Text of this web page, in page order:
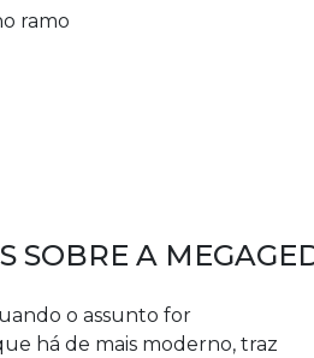
ramo
SOBRE A
o assunto for
há de mais moderno, traz